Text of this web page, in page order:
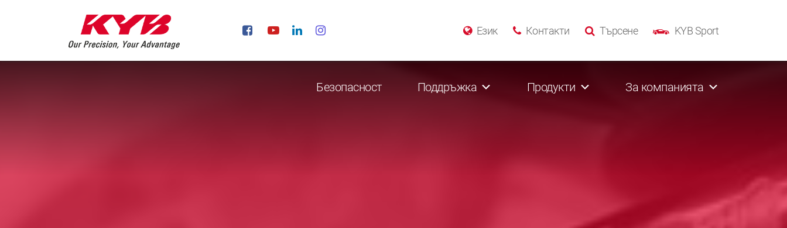
KYB Sport
Търсене
Контакти
Език
Безопасност Поддръжка Продукти За компанията